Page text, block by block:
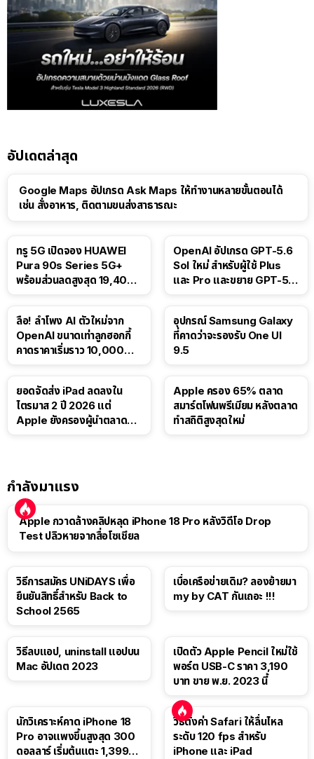
อัปเดตล่าสุด
Google Maps อัปเกรด Ask Maps ให้ทำงานหลายขั้นตอนได้
เช่น สั่งอาหาร, ติดตามขนส่งสาธารณะ
ทรู 5G เปิดจอง HUAWEI
Pura 90s Series 5G+
พร้อมส่วนลดสูงสุด 19,400
OpenAI อัปเกรด GPT-5.6
Sol ใหม่ สำหรับผู้ใช้ Plus
และ Pro และขยาย GPT-5.6
ลือ! ลำโพง AI ตัวใหม่จาก
OpenAI ขนาดเท่าลูกฮอกกี้
คาดราคาเริ่มราว 10,000
อุปกรณ์ Samsung Galaxy
ที่คาดว่าจะรองรับ One UI
9.5
ยอดจัดส่ง iPad ลดลงใน
ไตรมาส 2 ปี 2026 แต่
Apple ยังครองผู้นำตลาด
Apple ครอง 65% ตลาด
สมาร์ตโฟนพรีเมียม หลังตลาด
ทำสถิติสูงสุดใหม่
กำลังมาแรง
Apple กวาดล้างคลิปหลุด iPhone 18 Pro หลังวิดีโอ Drop
Test ปลิวหายจากสื่อโซเชียล
วิธีการสมัคร UNiDAYS เพื่อ
ยืนยันสิทธิ์สำหรับ Back to
School 2565
เบื่อเครือข่ายเดิม? ลองย้ายมา
my by CAT กันเถอะ !!!
วิธีลบแอป, uninstall แอปบน
Mac อัปเดต 2023
เปิดตัว Apple Pencil ใหม่ใช้
พอร์ต USB-C ราคา 3,190
บาท ขาย พ.ย. 2023 นี้
นักวิเคราะห์คาด iPhone 18
Pro อาจแพงขึ้นสูงสุด 300
ดอลลาร์ เริ่มต้นแตะ 1,399
วิธีตั้งค่า Safari ให้ลื่นไหล
ระดับ 120 fps สำหรับ
iPhone และ iPad